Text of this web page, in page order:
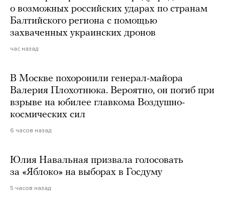
о возможных российских ударах по странам
Балтийского региона с помощью
захваченных украинских дронов
час назад
В Москве похоронили генерал-майора
Валерия Плохотнюка. Вероятно, он погиб при
взрыве на юбилее главкома Воздушно-
космических сил
6 часов назад
Юлия Навальная призвала голосовать
за «Яблоко» на выборах в Госдуму
5 часов назад